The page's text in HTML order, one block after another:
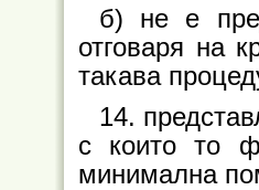
б) не е
отговаря на
такава
14.
с които то
минимална